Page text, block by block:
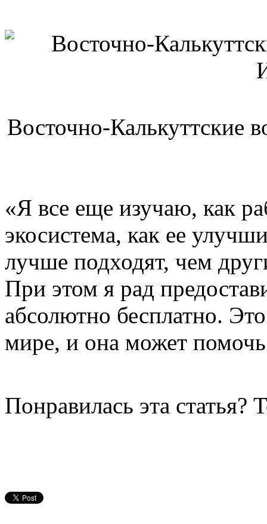
Восточно-Калькуттские
«Я все еще изучаю, как
экосистема, как ее
лучше подходят, чем
При этом я рад
абсолютно бесплатно.
мире, и она может
Понравилась эта статья?